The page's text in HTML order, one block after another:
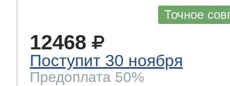
Точное
12468
Поступит 30 ноября
Предоплата 50%